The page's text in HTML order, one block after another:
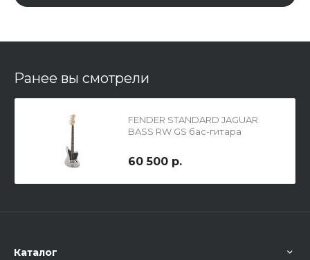
Ранее вы смотрели
FENDER STANDARD JAGUAR
BASS RW GS бас-гитара
60 500 р.
Каталог